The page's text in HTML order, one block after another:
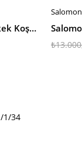
Salomon Speedcross 6 Gtx Erkek Koşu Ayakkabısı
Salomon
1/34